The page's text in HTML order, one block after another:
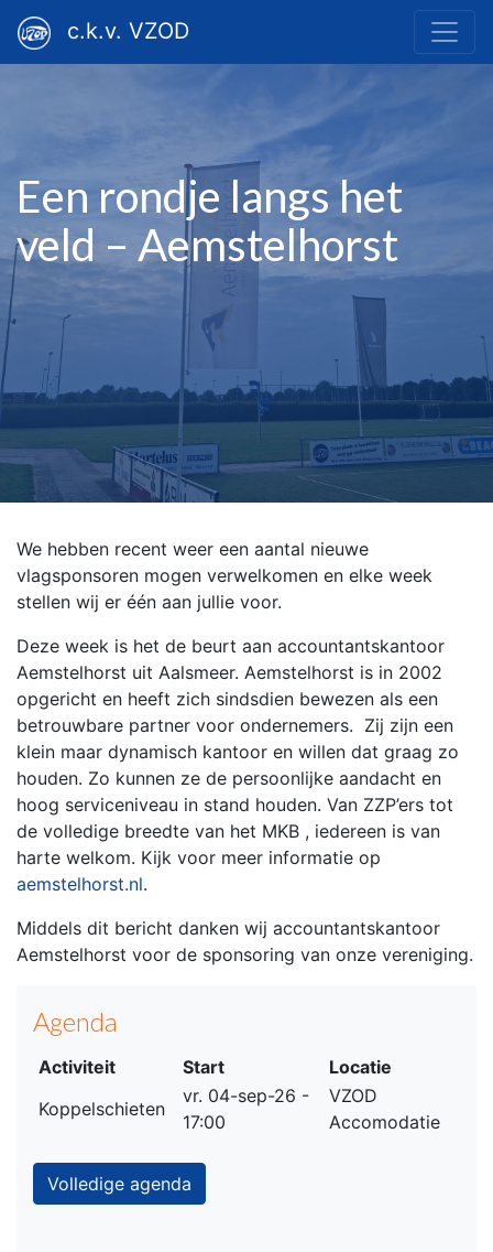
c.k.v. VZOD
Een rondje langs het
veld – Aemstelhorst
We hebben recent weer een aantal nieuwe
vlagsponsoren mogen verwelkomen en elke week
stellen wij er één aan jullie voor.
Deze week is het de beurt aan accountantskantoor
Aemstelhorst uit Aalsmeer. Aemstelhorst is in 2002
opgericht en heeft zich sindsdien bewezen als een
betrouwbare partner voor ondernemers. Zij zijn een
klein maar dynamisch kantoor en willen dat graag zo
houden. Zo kunnen ze de persoonlijke aandacht en
hoog serviceniveau in stand houden. Van ZZP’ers tot
de volledige breedte van het MKB , iedereen is van
harte welkom. Kijk voor meer informatie op
aemstelhorst.nl.
Middels dit bericht danken wij accountantskantoor
Aemstelhorst voor de sponsoring van onze vereniging.
Agenda
Activiteit Start
Locatie
Koppelschieten
vr. 04-sep-26 -
17:00
VZOD
Accomodatie
Volledige agenda